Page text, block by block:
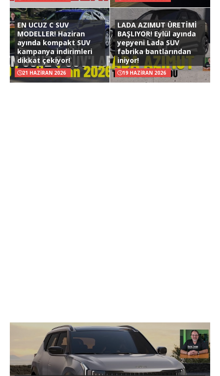
EN UCUZ C SUV
MODELLER! Haziran
ayında kompakt SUV
kampanya indirimleri
dikkat çekiyor!
21 HAZIRAN 2026
LADA AZIMUT ÜRETİMİ
BAŞLIYOR! Eylül ayında
yepyeni Lada SUV
fabrika bantlarından
iniyor!
19 HAZIRAN 2026